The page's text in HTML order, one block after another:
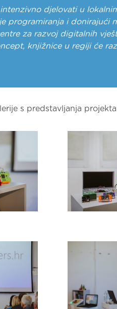
intenzivno djelovati u
programiranja i donirajući
za razvoj digitalnih
knjižnice u regiji će
s predstavljanja